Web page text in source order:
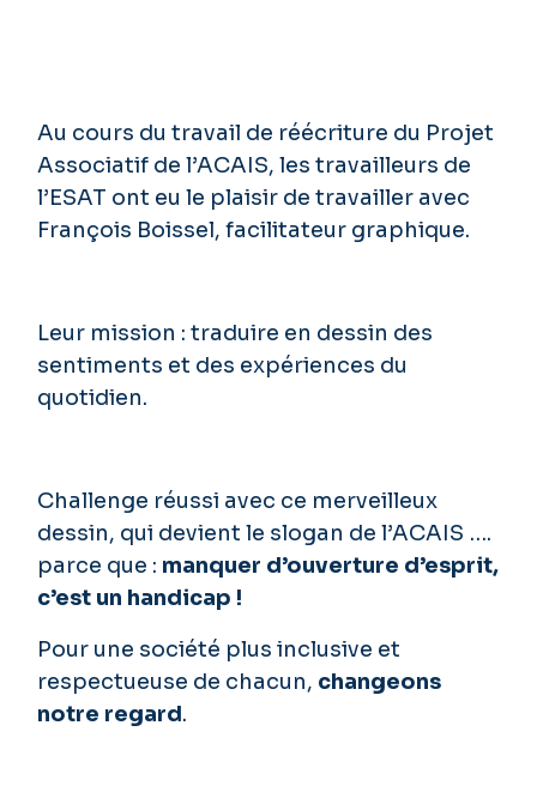
Au cours du travail de réécriture du Projet
Associatif de l’ACAIS, les travailleurs de
l’ESAT ont eu le plaisir de travailler avec
François Boissel, facilitateur graphique.
Leur mission : traduire en dessin des
sentiments et des expériences du
quotidien.
Challenge réussi avec ce merveilleux
dessin, qui devient le slogan de l’ACAIS ….
parce que : manquer d’ouverture d’esprit,
c’est un handicap !
Pour une société plus inclusive et
respectueuse de chacun, changeons
notre regard.